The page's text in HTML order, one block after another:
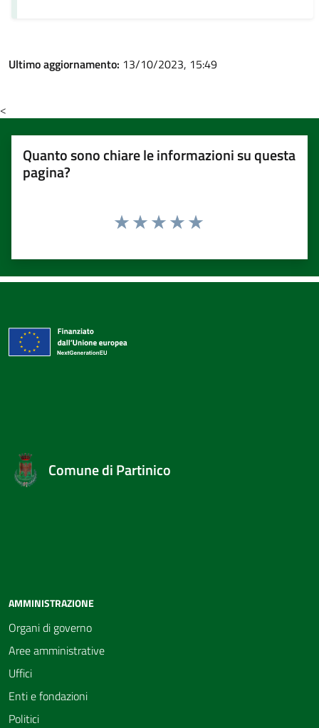
Ultimo aggiornamento: 13/10/2023, 15:49
<
Quanto sono chiare le informazioni su questa
pagina?
Comune di Partinico
AMMINISTRAZIONE
Organi di governo
Aree amministrative
Uffici
Enti e fondazioni
Politici